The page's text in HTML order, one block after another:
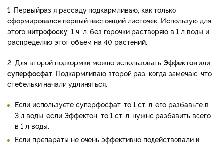
1. Первыйраз я рассаду подкармливаю, как только
сформировался первый настоящий листочек. Использую для
этого нитрофоску: 1 ч. л. без горочки растворяю в 1 л воды и
распределяю этот объем на 40 растений.
2. Для второй подкормки можно использовать Эффектон или
суперфосфат. Подкармливаю второй раз, когда замечаю, что
стебельки начали удлиняться.
Если используете суперфосфат, то 1 ст. л. его разбавьте в
3 л воды, если Эффектон, то 1 ст. л. нужно разбавить всего
в 1 л воды.
Если препараты не очень эффективно подействовали и